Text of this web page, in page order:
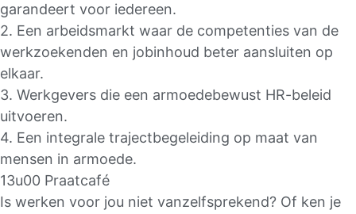
garandeert voor iedereen.
2. Een arbeidsmarkt waar de competenties van de
werkzoekenden en jobinhoud beter aansluiten op
elkaar.
3. Werkgevers die een armoedebewust HR-beleid
uitvoeren.
4. Een integrale trajectbegeleiding op maat van
mensen in armoede.
13u00 Praatcafé
Is werken voor jou niet vanzelfsprekend? Of ken je